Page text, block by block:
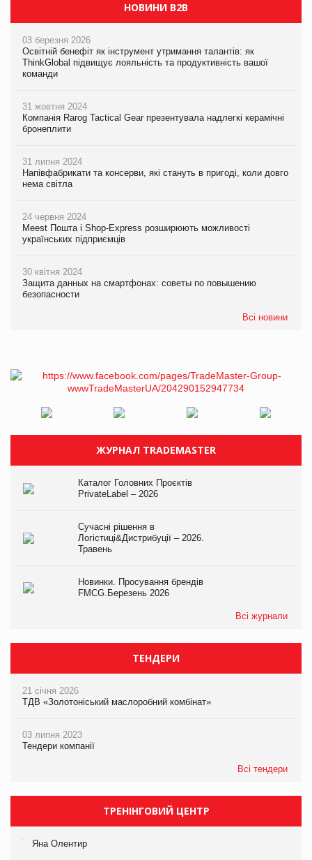
НОВИНИ B2B
03 березня 2026
Освітній бенефіт як інструмент утримання талантів: як
ThinkGlobal підвищує лояльність та продуктивність вашої
команди
31 жовтня 2024
Компанія Rarog Tactical Gear презентувала надлегкі керамічні
бронеплити
31 липня 2024
Напівфабрикати та консерви, які стануть в пригоді, коли довго
нема світла
24 червня 2024
Meest Пошта і Shop-Express розширюють можливості
українських підприємців
30 квітня 2024
Защита данных на смартфонах: советы по повышению
безопасности
Всі новини
ЖУРНАЛ TRADEMASTER
Каталог Головних Проєктів
PrivateLabel – 2026
Сучасні рішення в
Логістиці&Дистрибуції – 2026.
Травень
Новинки. Просування брендів
FMCG.Березень 2026
Всі журнали
ТЕНДЕРИ
21 січня 2026
ТДВ «Золотоніський маслоробний комбінат»
03 липня 2023
Тендери компанії
Всі тендери
ТРЕНІНГОВИЙ ЦЕНТР
Яна Олентир